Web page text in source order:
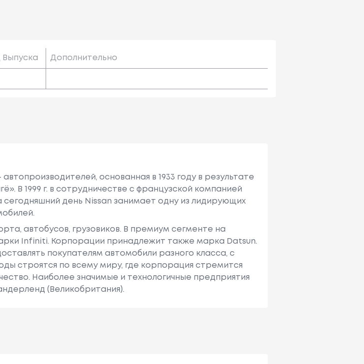
Выпуска Дополнительно
основанная в 1933 году в результате
В 1999 г. в сотрудничестве с французcкой компанией
сегодняшний день Nissan занимает одну из лидирующих
автобусов, грузовиков. В премиум сегменте на
Infiniti. Корпорации принадлежит также марка Datsun.
покупателям автомобили разного класса, с
строятся по всему миру, где корпорация стремится
Наиболее значимые и технологичные предприятия
(Великобритания).